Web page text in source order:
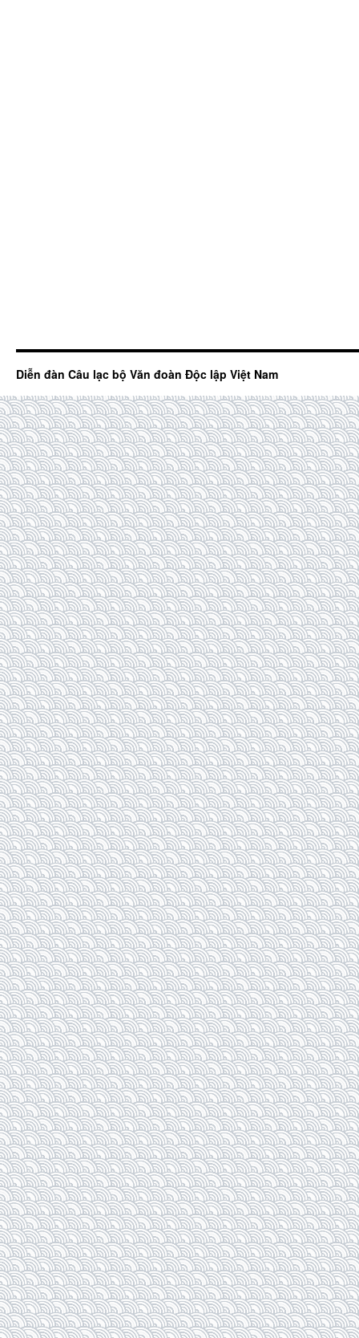
Diễn đàn Câu lạc bộ Văn đoàn Độc lập Việt Nam